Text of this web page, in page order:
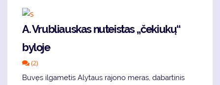
A. Vrubliauskas nuteistas „čekiukų“
byloje
(2)
Buvęs ilgametis Alytaus rajono meras, dabartinis